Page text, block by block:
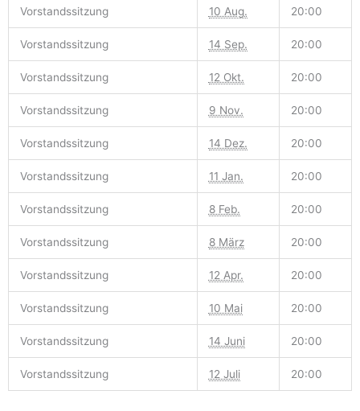
Vorstandssitzung 10 Aug. 20:00
Vorstandssitzung 14 Sep. 20:00
Vorstandssitzung 12 Okt. 20:00
Vorstandssitzung 9 Nov. 20:00
Vorstandssitzung 14 Dez. 20:00
Vorstandssitzung 11 Jan. 20:00
Vorstandssitzung 8 Feb. 20:00
Vorstandssitzung 8 März 20:00
Vorstandssitzung 12 Apr. 20:00
Vorstandssitzung 10 Mai 20:00
Vorstandssitzung 14 Juni 20:00
Vorstandssitzung 12 Juli 20:00